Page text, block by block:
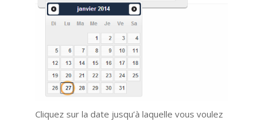
Cliquez sur la date jusqu’à laquelle vous voulez